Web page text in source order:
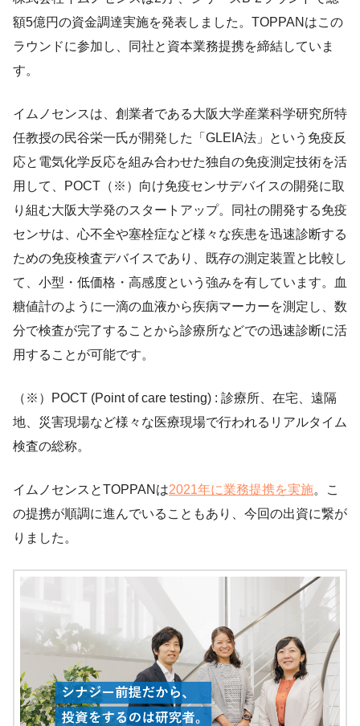
額5億円の資金調達実施を発表しました。TOPPANはこの
ラウンドに参加し、同社と資本業務提携を締結していま
す。
イムノセンスは、創業者である大阪大学産業科学研究所特
任教授の民谷栄一氏が開発した「GLEIA法」という免疫反
応と電気化学反応を組み合わせた独自の免疫測定技術を活
用して、POCT（※）向け免疫センサデバイスの開発に取
り組む大阪大学発のスタートアップ。同社の開発する免疫
センサは、心不全や塞栓症など様々な疾患を迅速診断する
ための免疫検査デバイスであり、既存の測定装置と比較し
て、小型・低価格・高感度という強みを有しています。血
糖値計のように一滴の血液から疾病マーカーを測定し、数
分で検査が完了することから診療所などでの迅速診断に活
用することが可能です。
（※）POCT (Point of care testing) : 診療所、在宅、遠隔
地、災害現場など様々な医療現場で行われるリアルタイム
検査の総称。
イムノセンスとTOPPANは2021年に業務提携を実施。こ
の提携が順調に進んでいることもあり、今回の出資に繋が
りました。